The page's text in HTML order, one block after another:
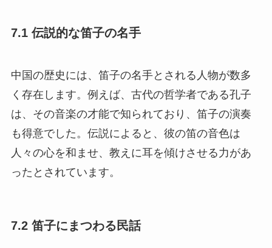
7.1 伝説的な笛子の名手
中国の歴史には、笛子の名手とされる人物が数多
く存在します。例えば、古代の哲学者である孔子
は、その音楽の才能で知られており、笛子の演奏
も得意でした。伝説によると、彼の笛の音色は
人々の心を和ませ、教えに耳を傾けさせる力があ
ったとされています。
7.2 笛子にまつわる民話